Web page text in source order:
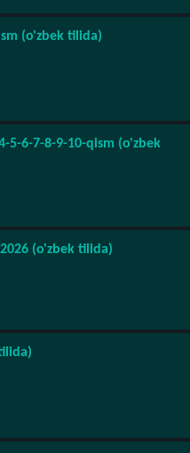
(o'zbek tilida)
5-6-7-8-9-10-qism (o'zbek
(o'zbek tilida)